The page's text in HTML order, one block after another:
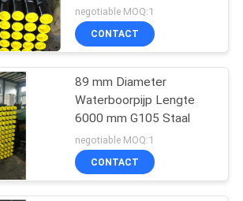
Naadloze Boorpijp
negotiable MOQ:1
CONTACT
89 mm Diameter
Waterboorpijp Lengte
6000 mm G105 Staal
negotiable MOQ:1
CONTACT